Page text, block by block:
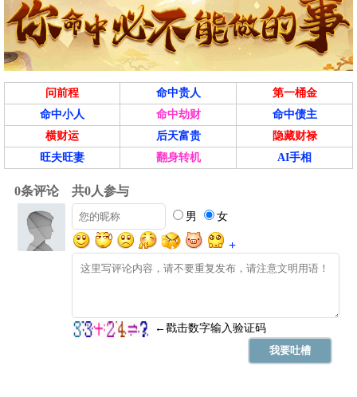
问前程 命中贵人
第一桶金
命中小人
命中劫财
命中债主
横财运
后天富贵
隐藏财禄
旺夫旺妻
翻身转机 AI手相